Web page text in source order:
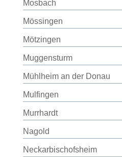
Mosbach
Mössingen
Mötzingen
Muggensturm
Mühlheim an der Donau
Mulfingen
Murrhardt
Nagold
Neckarbischofsheim